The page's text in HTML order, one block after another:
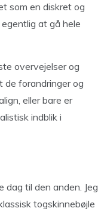
som en diskret og
at gå hele
overvejelser og
de forandringer og
eller bare er
indblik i
til den anden. Jeg
togskinnebøjle